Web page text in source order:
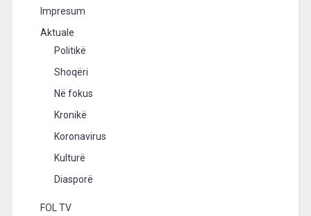
Impresum
Aktuale
Politikë
Shoqëri
Në fokus
Kronikë
Koronavirus
Kulturë
Diasporë
FOL TV